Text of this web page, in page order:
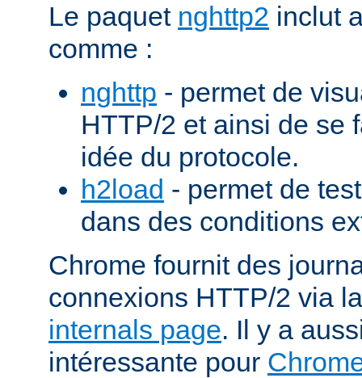
Le paquet nghttp2 inclut
comme :
nghttp - permet de
HTTP/2 et ainsi de se
idée du protocole.
h2load - permet de
dans des conditions
Chrome fournit des
connexions HTTP/2 via
internals page. Il y a
intéressante pour